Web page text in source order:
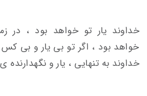
خداوند یار تو خواهد بود ، در
خواهد بود ، اگر تو بی یار و بی
خداوند به تنهایی ، یار و